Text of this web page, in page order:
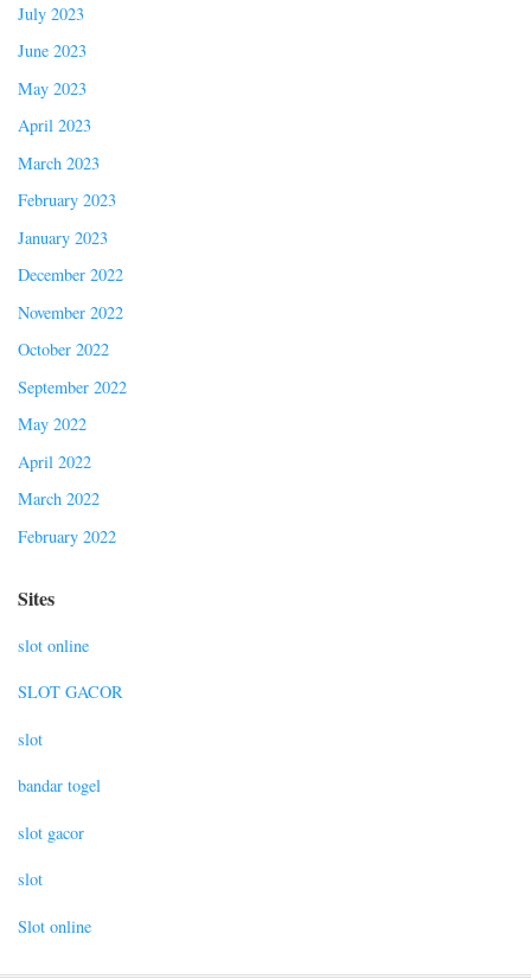
July 2023
June 2023
May 2023
April 2023
March 2023
February 2023
January 2023
December 2022
November 2022
October 2022
September 2022
May 2022
April 2022
March 2022
February 2022
Sites
slot online
SLOT GACOR
slot
bandar togel
slot gacor
slot
Slot online